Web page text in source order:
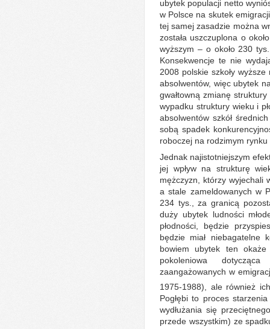
ubytek populacji netto
w Polsce na skutek
tej samej zasadzie można
została uszczuplona o
wyższym – o około 230
Konsekwencje te nie
2008 polskie szkoły
absolwentów, więc ubytek
gwałtowną zmianę
wypadku struktury wieku i
absolwentów szkół
sobą spadek
roboczej na rodzimym rynku
Jednak najistotniejszym
jej wpływ na strukturę
mężczyzn, którzy wyjechali
a stale zameldowanych w
234 tys., za granicą
duży ubytek ludności
płodności, będzie
będzie miał niebagatelne
bowiem ubytek ten
pokoleniowa
zaangażowanych w
1975-1988), ale również
Pogłębi to proces
wydłużania się
przede wszystkim) ze